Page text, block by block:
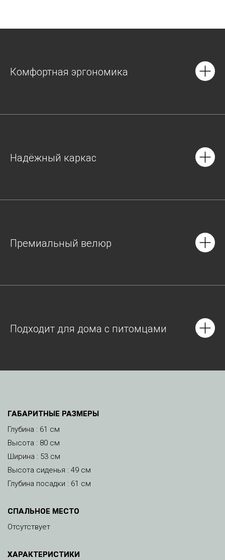
Комфортная эргономика
Надёжный каркас
Премиальный велюр
Подходит для дома с питомцами
ГАБАРИТНЫЕ РАЗМЕРЫ
Глубина : 61 см
Высота : 80 см
Ширина : 53 см
Высота сиденья : 49 см
Глубина посадки : 61 см
СПАЛЬНОЕ МЕСТО
Отсутствует
ХАРАКТЕРИСТИКИ